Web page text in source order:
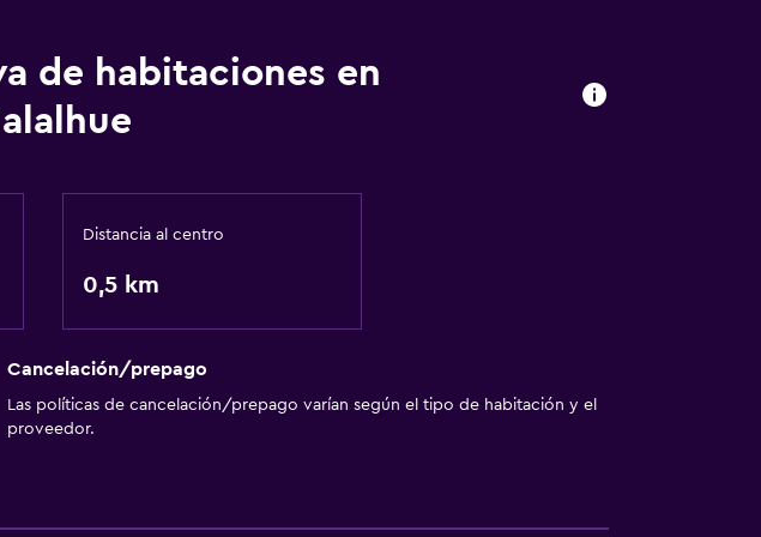
Servicio de habitaciones
Mostrador de información turística
Check-in/check-out privado
Estacionamiento y transporte
Traslado al aeropuerto (con cargos)
Estacionamiento privado
Servicio de traslado (cargo adicional)
de habitaciones en
Distancia al centro
0,5 km
Cancelación/prepago
Las políticas de cancelación/prepago varían según el tipo de habitación y el
proveedor.